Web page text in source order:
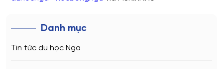
Danh mục
Tin tức du học Nga